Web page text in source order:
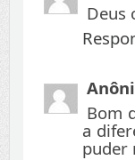
Deus
Bom
a
puder